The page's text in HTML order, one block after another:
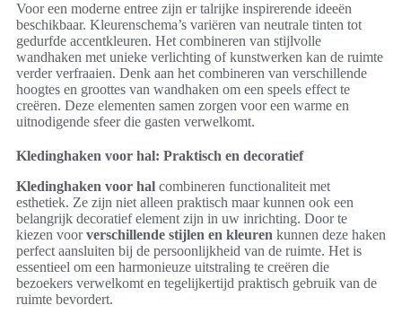
Voor een moderne entree zijn er talrijke inspirerende ideeën
beschikbaar. Kleurenschema’s variëren van neutrale tinten tot
gedurfde accentkleuren. Het combineren van stijlvolle
wandhaken met unieke verlichting of kunstwerken kan de ruimte
verder verfraaien. Denk aan het combineren van verschillende
hoogtes en groottes van wandhaken om een speels effect te
creëren. Deze elementen samen zorgen voor een warme en
uitnodigende sfeer die gasten verwelkomt.
Kledinghaken voor hal: Praktisch en decoratief
Kledinghaken voor hal combineren functionaliteit met
esthetiek. Ze zijn niet alleen praktisch maar kunnen ook een
belangrijk decoratief element zijn in uw inrichting. Door te
kiezen voorverschillende stijlen en kleuren kunnen deze haken
perfect aansluiten bij de persoonlijkheid van de ruimte. Het is
essentieel om een harmonieuze uitstraling te creëren die
bezoekers verwelkomt en tegelijkertijd praktisch gebruik van de
ruimte bevordert.